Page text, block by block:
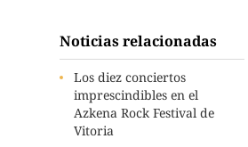
Noticias relacionadas
Los diez conciertos
imprescindibles en el
Azkena Rock Festival de
Vitoria